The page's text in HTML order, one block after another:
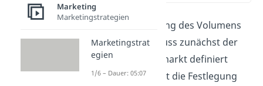
Bei der Berechnung des Volumens
eines Marktes muss zunächst der
untersuchte Zielmarkt definiert
werden. Es erfolgt die Festlegung
Marketing
Marketingstrategien
Marketingstrat
egien
1/6 – Dauer: 05:07